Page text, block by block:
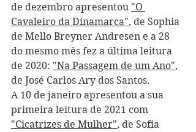
de dezembro apresentou "O
Cavaleiro da Dinamarca", de Sophia
de Mello Breyner Andresen e a 28
do mesmo mês fez a última leitura
de 2020: "Na Passagem de um Ano",
de José Carlos Ary dos Santos.
A 10 de janeiro apresentou a sua
primeira leitura de 2021 com
"Cicatrizes de Mulher", de Sofia